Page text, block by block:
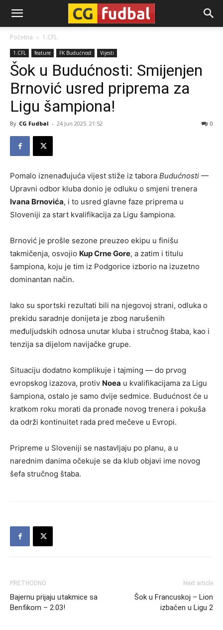
CG-
Fudbal
Početna 1.CFL
1.CFL feature FK Budućnost Vijesti
Šok u Budućnosti: Smijenjen
Brnović usred priprema za
Ligu šampiona!
By CG Fudbal - 24 Jun 2025. 21:52 0
Pomalo iznenađujuća vijest stiže iz tabora Budućnosti —
Upravni odbor kluba donio je odluku o smjeni trenera
Ivana Brnovića, i to usred glavne faze priprema u
Sloveniji za start kvalifikacija za Ligu šampiona.
Brnović je prošle sezone preuzeo ekipu u finišu
takmičenja, osvojio Kup Crne Gore, a zatim i titulu
šampiona, koju je tim iz Podgorice izborio na izuzetno
dominantan način.
Iako su sportski rezultati bili na njegovoj strani, odluka o
prekidu saradnje donijeta je zbog narušenih
međuljudskih odnosa unutar kluba i stručnog štaba, kao i
tenzija sa dijelom navijačke grupe.
Situaciju dodatno komplikuje i tajming — do prvog
evropskog izazova, protiv Noea u kvalifikacijama za Ligu
šampiona, ostalo je samo dvije sedmice. Budućnost će u
kratkom roku morati da pronađe novog trenera i pokuša
da održi kontinuitet rada pred mečeve u Evropi.
Pripreme u Sloveniji se nastavljaju po planu, a u
narednim danima očekuje se da klub objavi ime novog
šefa stručnog štaba.
PRETHODNO
Bajernu prijaju utakmice sa
Benfikom – 2.03!
Next article
Šok u Francuskoj – Lion
izbačen u Ligu 2